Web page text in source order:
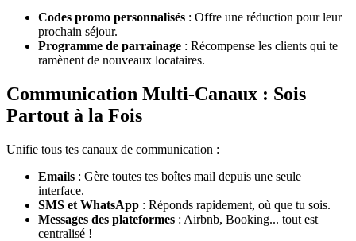
Codes promo personnalisés : Offre une réduction pour leur
prochain séjour.
Programme de parrainage : Récompense les clients qui te
ramènent de nouveaux locataires.
Communication Multi-Canaux : Sois
Partout à la Fois
Unifie tous tes canaux de communication :
Emails : Gère toutes tes boîtes mail depuis une seule
interface.
SMS et WhatsApp : Réponds rapidement, où que tu sois.
Messages des plateformes : Airbnb, Booking... tout est
centralisé !